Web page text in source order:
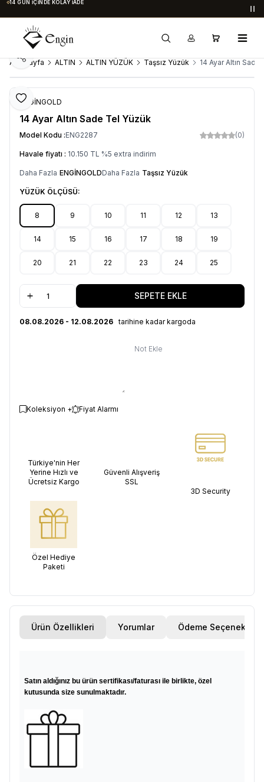
14 GÜN İÇINDE KOLAY İADE
Ana Sayfa ALTIN ALTIN YÜZÜK Taşsız Yüzük 14 Ayar Altın
Favoriye Ekle
Paylaş
ENGİNGOLD
14 Ayar Altın Sade Tel Yüzük
Model Kodu :ENG2287 (0)
Havale fiyatı : 10.150 TL %5 extra indirim
Daha Fazla ENGİNGOLDDaha Fazla Taşsız Yüzük
YÜZÜK ÖLÇÜSÜ:
8 9 10 11 12 13
14 15 16 17 18 19
20 21 22 23 24 25
SEPETE EKLE
08.08.2026 - 12.08.2026 tarihine kadar kargoda
Not Ekle
Koleksiyon + Fiyat Alarmı
Türkiye'nin Her
Yerine Hızlı ve
Ücretsiz Kargo
Güvenli Alışveriş
SSL
3D Security
Özel Hediye
Paketi
Ürün Özellikleri Yorumlar Ödeme Seçenekleri
Satın aldığınız bu ürün sertifikası/faturası ile birlikte, özel
kutusunda size sunulmaktadır.